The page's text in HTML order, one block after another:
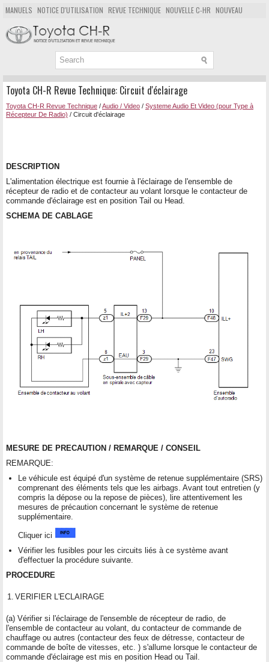
MANUELS NOTICE D'UTILISATION REVUE TECHNIQUE NOUVELLE C-HR NOUVEAU
POPULAIRE
PLAN DU SITE CHERCHER
Toyota CH-R Revue Technique: Circuit d'éclairage
Toyota CH-R Revue Technique /Audio / Video / Systeme Audio Et Video (pour Type à
Récepteur De Radio) / Circuit d'éclairage
DESCRIPTION
L'alimentation électrique est fournie à l'éclairage de l'ensemble de
récepteur de radio et de contacteur au volant lorsque le contacteur de
commande d'éclairage est en position Tail ou Head.
SCHEMA DE CABLAGE
MESURE DE PRECAUTION / REMARQUE / CONSEIL
REMARQUE:
Le véhicule est équipé d'un système de retenue supplémentaire (SRS)
comprenant des éléments tels que les airbags. Avant tout entretien (y
compris la dépose ou la repose de pièces), lire attentivement les
mesures de précaution concernant le système de retenue
supplémentaire.
Cliquer ici
Vérifier les fusibles pour les circuits liés à ce système avant
d'effectuer la procédure suivante.
PROCEDURE
1. VERIFIER L'ECLAIRAGE
(a) Vérifier si l'éclairage de l'ensemble de récepteur de radio, de
l'ensemble de contacteur au volant, du contacteur de commande de
chauffage ou autres (contacteur des feux de détresse, contacteur de
commande de boîte de vitesses, etc. ) s'allume lorsque le contacteur de
commande d'éclairage est mis en position Head ou Tail.